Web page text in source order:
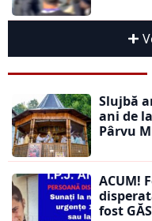
Slujbă
ani de
Pârvu
ACUM!
fost